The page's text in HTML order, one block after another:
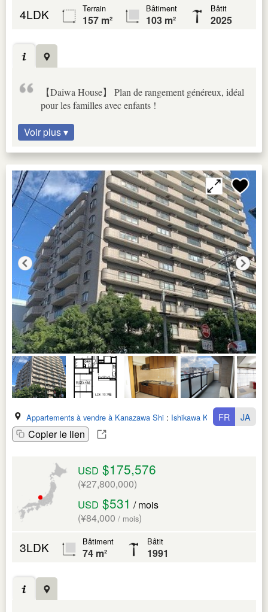
4LDK Terrain
157 m²
Bâtiment
103 m²
Bâtit
2025
【Daiwa House】 Plan de rangement généreux, idéal
pour les familles avec enfants !
Voir plus ▾
Appartements à vendre à Kanazawa Shi : Ishikawa Ken
Copier le lien
FR JA
USD $175,576
(¥27,800,000)
USD $531 / mois
(¥84,000 / mois)
3LDK Bâtiment
74 m²
Bâtit
1991